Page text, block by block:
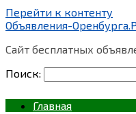
Перейти к контенту
Объявления-
Сайт бесплатных
Поиск:
Главная